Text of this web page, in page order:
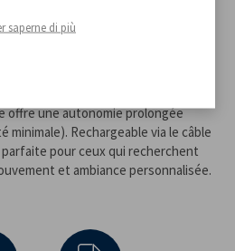
vous le souhaitez. Une simple
entre une lumière chaude, froide
le bouton enfoncé, vous
lumineuse en fonction de
de la journée. Grâce à sa batterie
offre une autonomie prolongée
minimale). Rechargeable via le câble
pour ceux qui recherchent
et ambiance personnalisée.
saperne di più